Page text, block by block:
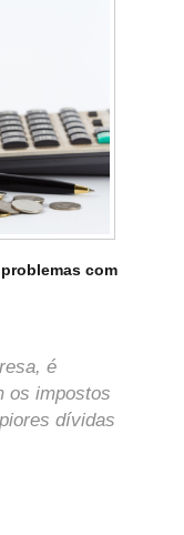
com
é
os impostos
dívidas